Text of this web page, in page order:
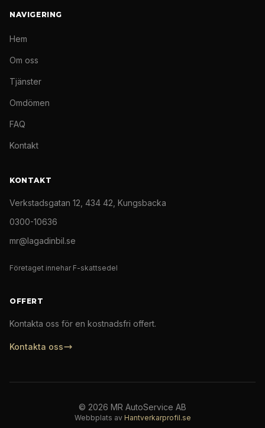
NAVIGERING
Hem
Om oss
Tjänster
Omdömen
FAQ
Kontakt
KONTAKT
Verkstadsgatan 12, 434 42, Kungsbacka
0300-10636
mr@lagadinbil.se
Företaget innehar F-skattsedel
OFFERT
Kontakta oss för en kostnadsfri offert.
Kontakta oss
© 2026 MR AutoService AB
Webbplats av Hantverkarprofil.se